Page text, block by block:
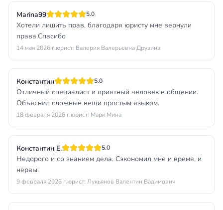
Marina99 5.0
Хотели лишить прав, благодаря юристу мне вернули
права.Спасибо
14 мая 2026 г.юрист: Валерия Валерьевна Друзина
Константин 5.0
Отличный специалист и приятный человек в общении.
Объяснил сложные вещи простым языком.
18 февраля 2026 г.юрист: Марк Мина
Константин Е. 5.0
Недорого и со знанием дела. Сэкономил мне и время, и
нервы.
9 февраля 2026 г.юрист: Лукьянов Валентин Вадимович